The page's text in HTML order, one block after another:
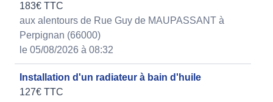
183€ TTC
aux alentours de Rue Guy de MAUPASSANT à
Perpignan (66000)
le 05/08/2026 à 08:32
Installation d'un radiateur à bain d'huile
127€ TTC